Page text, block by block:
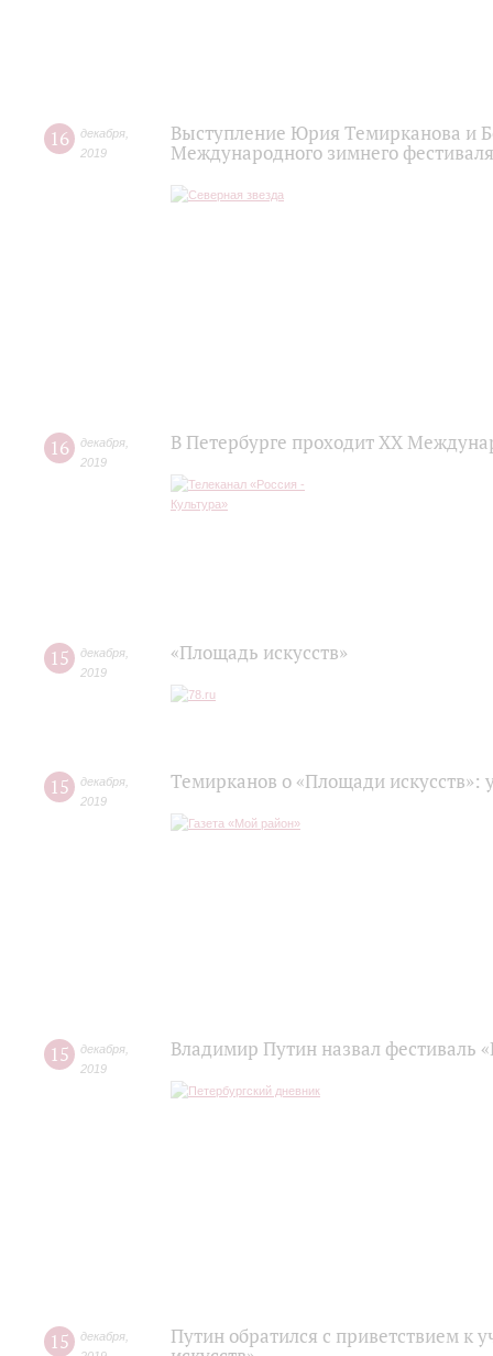
16 декабря
2019
Выступление Юрия Темирканова и
Международного зимнего
16 декабря
2019
В Петербурге проходит ХХ
15 декабря
2019
«Площадь искусств»
15 декабря
2019
Темирканов о «Площади
15 декабря
2019
Владимир Путин назвал фестиваль
15 декабря
Путин обратился с приветствием к